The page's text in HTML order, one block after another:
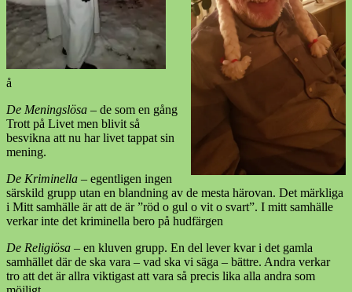
å
De Meningslösa – de som en gång
Trott på Livet men blivit så
besvikna att nu har livet tappat sin
mening.
De Kriminella – egentligen ingen
särskild grupp utan en blandning av de mesta härovan. Det märkliga
i Mitt samhälle är att de är ”röd o gul o vit o svart”. I mitt samhälle
verkar inte det kriminella bero på hudfärgen
De Religiösa – en kluven grupp. En del lever kvar i det gamla
samhället där de ska vara – vad ska vi säga – bättre. Andra verkar
tro att det är allra viktigast att vara så precis lika alla andra som